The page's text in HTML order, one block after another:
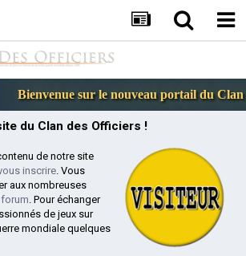
Bienvenue sur le nouveau portail du Clan
du Clan des Officiers !
de notre site
inscrire. Vous
aux nombreuses
. Pour échanger
de jeux sur
mondiale quelques